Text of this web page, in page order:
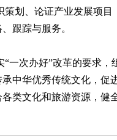
划、论证产业发展项目
跟踪与服务。
一次办好”改革的要求，
中华优秀传统文化，促
类文化和旅游资源，健